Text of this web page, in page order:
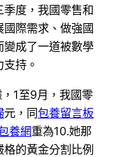
度，我國零售和
際需求、做強國
變成了一道被數學
持。
1至9月，我國零
元，同包養留言板
養網重為10.她那
的黃金分割比例